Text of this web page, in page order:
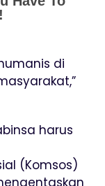
di
harus
(Komsos)